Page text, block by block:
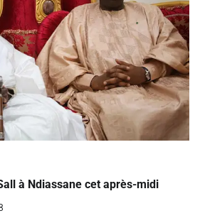
à Ndiassane cet après-midi